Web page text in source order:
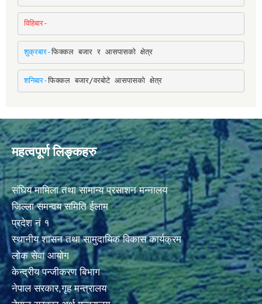
विहिबार-
शुक्रबार-फिक्कल बजार र आसपासको क्षेत्र
शनिबार-फिक्कल बजार/वरबोटे आसपासको क्षेत्र
महत्वपूर्ण लिङ्कहरु
संघिय मामिला तथा सामान्य प्रसाशन मन्नालय
जिल्ला समन्वय समिति ईलाम
प्रदेश नं १
स्थानीय शासन तथा सामुदायिक विकास कार्यक्रम
लोक सेवा आयोग
केन्द्रीय पन्जीकरण बिभाग
नेपाल सरकार,गृह मन्त्रालय